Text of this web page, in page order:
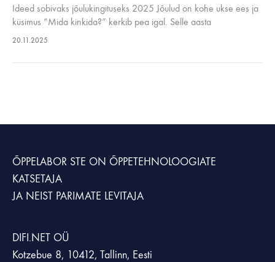
Ideed sobivaks jõulukingituseks 2025 Jõulud on kohe ukse ees ja
küsimus “Mida kinkida?” kerkib pea igal. Selle aasta
kingivalikutes on aga palju nutikaid ja inspireerivaid komplekte,
20.11.2025
ÕPPELABOR STE ON ÕPPETEHNOLOOGIATE
KATSETAJA
JA NEIST PARIMATE LEVITAJA
DIFI.NET OÜ
Kotzebue 8, 10412, Tallinn, Eesti